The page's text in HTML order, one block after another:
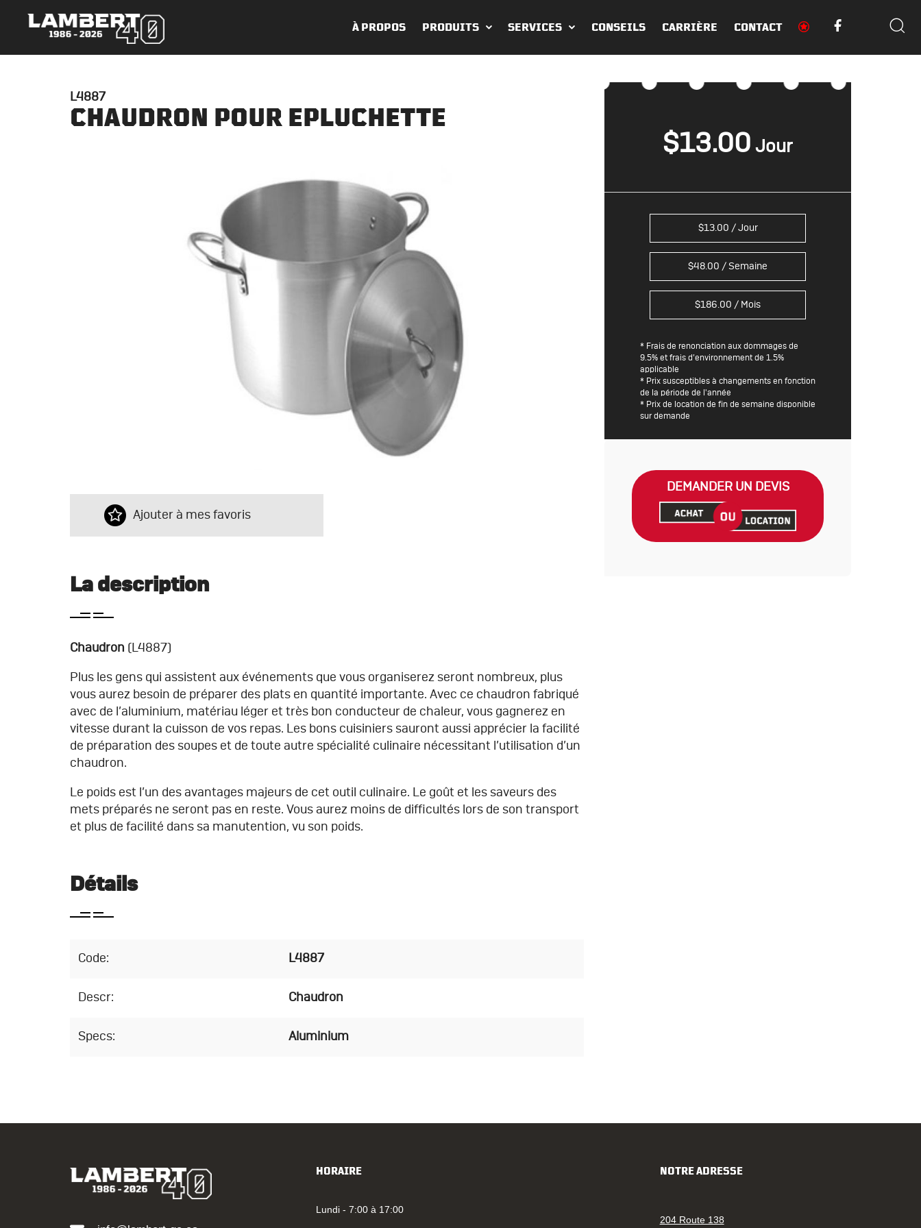
À PROPOS PRODUITS SERVICES CONSEILS CARRIÈRE CONTACT
L4887
CHAUDRON POUR EPLUCHETTE
Ajouter à mes favoris
La description
Chaudron (L4887)
Plus les gens qui assistent aux événements que vous organiserez seront nombreux, plus
vous aurez besoin de préparer des plats en quantité importante. Avec ce chaudron fabriqué
avec de l’aluminium, matériau léger et très bon conducteur de chaleur, vous gagnerez en
vitesse durant la cuisson de vos repas. Les bons cuisiniers sauront aussi apprécier la facilité
de préparation des soupes et de toute autre spécialité culinaire nécessitant l’utilisation d’un
chaudron.
Le poids est l’un des avantages majeurs de cet outil culinaire. Le goût et les saveurs des
mets préparés ne seront pas en reste. Vous aurez moins de difficultés lors de son transport
et plus de facilité dans sa manutention, vu son poids.
Détails
Code: L4887
Descr: Chaudron
Specs: Aluminium
$13.00
$13.00 / Jour
$48.00 / Semaine
$186.00 / Mois
* Frais de renonciation aux dommages de
9.5% et frais d’environnement de 1.5%
applicable
* Prix susceptibles à changements en fonction
de la période de l'année
* Prix de location de fin de semaine disponible
sur demande
DEMANDER UN DEVIS
HORAIRE
Lundi - 7:00 à 17:00
NOTRE ADRESSE
204 Route 138